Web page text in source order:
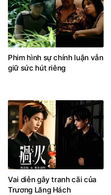
Phim hình sự chính luận vẫn
giữ sức hút riêng
Vai diễn gây tranh cãi của
Trương Lăng Hách